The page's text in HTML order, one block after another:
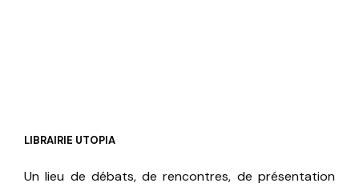
LIBRAIRIE UTOPIA
Un lieu de débats, de rencontres, de présentation